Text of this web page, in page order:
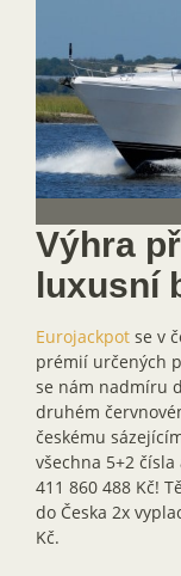
Výhra
luxusní
Eurojackpot se v
prémií určených
se nám nadmíru
druhém
českému
všechna 5+2
411 860 488 Kč!
do Česka 2x
Kč.